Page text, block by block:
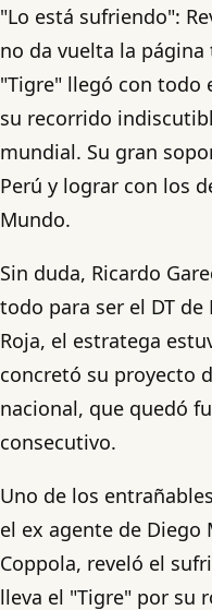
"Lo está sufriendo":
no da vuelta la página
"Tigre" llegó con todo
su recorrido
mundial. Su gran
Perú y lograr con los
Mundo.
Sin duda, Ricardo
todo para ser el DT de
Roja, el estratega
concretó su proyecto
nacional, que quedó
consecutivo.
Uno de los
el ex agente de Diego
Coppola, reveló el
lleva el "Tigre" por su